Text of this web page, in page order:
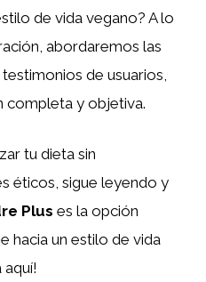
de vida vegano? A lo
abordaremos las
de usuarios,
completa y objetiva.
tu dieta sin
éticos, sigue leyendo y
Plus es la opción
hacia un estilo de vida